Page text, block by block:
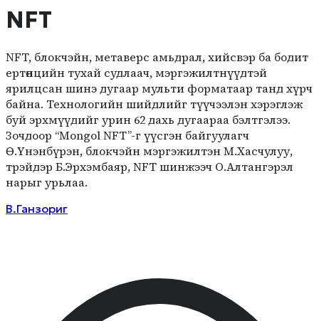
NFT
NFT, блокчэйн, метаверс амьдрал, хийсвэр ба бодит
ертөнцийн тухай судлаач, мэргэжилтнүүдтэй
ярилцсан шинэ дугаар мульти форматаар танд хүрч
байна. Технологийн шийдлийг түүчээлэн хэрэглэж
буй эрхмүүдийг урин 62 дахь дугаараа бэлтгэлээ.
Зочдоор “Mongol NFT”-г үүсгэн байгуулагч
Ө.Үнэнбүрэн, блокчэйн мэргэжилтэн М.Хасчулуу,
трэйдэр Б.Эрхэмбаяр, NFT шинжээч О.Алтангэрэл
нарыг урьлаа.
В.Ганзориг